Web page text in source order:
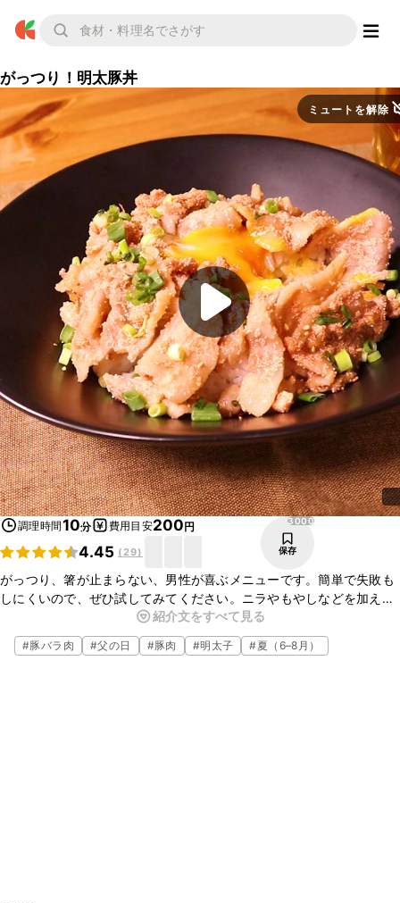
がっつり！明太豚丼
ミュートを解除
調理時間10分 費用目安200円
4.45 (29)
3000
保存
がっつり、箸が止まらない、男性が喜ぶメニューです。簡単で失敗も
しにくいので、ぜひ試してみてください。ニラやもやしなどを加えて
アレンジも楽しめるので、ボリュームを増したいときにはプラスして
みてください。チーズをかけるとまた違った美味しさもあります。
紹介文をすべて見る
#豚バラ肉 #父の日 #豚肉 #明太子 #夏（6–8月）